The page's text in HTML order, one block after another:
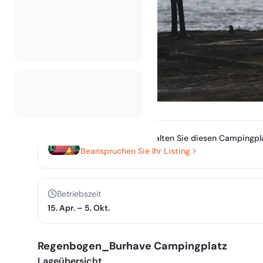
Besitzen oder verwalten Sie diesen
Beanspruchen Sie Ihr Listing
Betriebszeit
15. Apr. – 5. Okt.
Regenbogen_Burhave Campingplatz